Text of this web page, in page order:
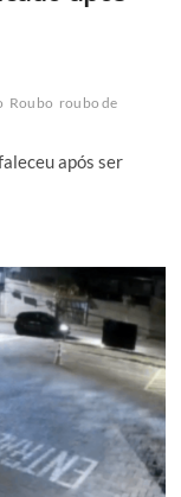
Roubo roubo de
após ser